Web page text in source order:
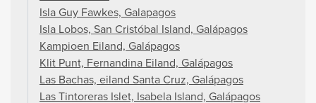
Isla Guy Fawkes, Galapagos
Isla Lobos, San Cristóbal Island, Galápagos
Kampioen Eiland, Galápagos
Klit Punt, Fernandina Eiland, Galápagos
Las Bachas, eiland Santa Cruz, Galápagos
Las Tintoreras Islet, Isabela Island, Galápagos